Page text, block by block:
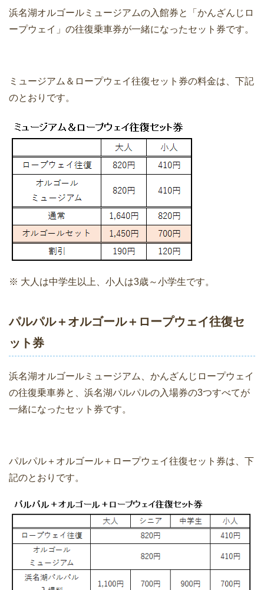
浜名湖オルゴールミュージアムの入館券と「かんざんじロ
ープウェイ」の往復乗車券が一緒になったセット券です。
ミュージアム＆ロープウェイ往復セット券の料金は、下記
のとおりです。
※ 大人は中学生以上、小人は3歳～小学生です。
パルパル＋オルゴール＋ロープウェイ往復セ
ット券
浜名湖オルゴールミュージアム、かんざんじロープウェイ
の往復乗車券と、浜名湖パルパルの入場券の3つすべてが
一緒になったセット券です。
パルパル＋オルゴール＋ロープウェイ往復セット券は、下
記のとおりです。